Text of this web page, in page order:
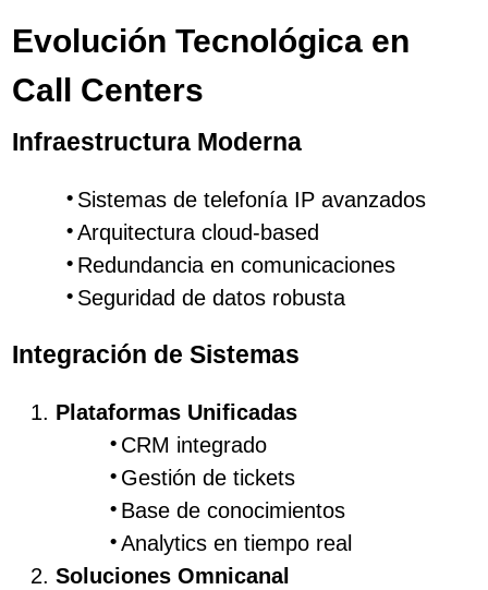
Evolución Tecnológica en
Call Centers
Infraestructura Moderna
Sistemas de telefonía IP avanzados
Arquitectura cloud-based
Redundancia en comunicaciones
Seguridad de datos robusta
Integración de Sistemas
Plataformas Unificadas
CRM integrado
Gestión de tickets
Base de conocimientos
Analytics en tiempo real
Soluciones Omnicanal